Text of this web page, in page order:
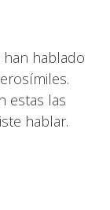
hablado
estas las
hablar.